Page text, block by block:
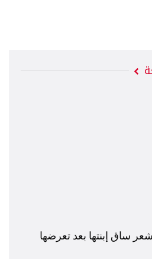
ساق إبنتها بعد تعرضها